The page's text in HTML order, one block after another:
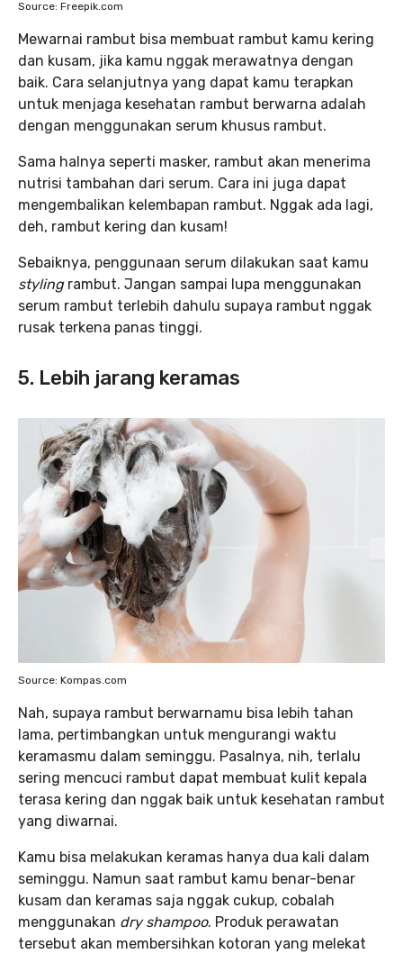
Source: Freepik.com
Mewarnai rambut bisa membuat rambut kamu kering
dan kusam, jika kamu nggak merawatnya dengan
baik. Cara selanjutnya yang dapat kamu terapkan
untuk menjaga kesehatan rambut berwarna adalah
dengan menggunakan serum khusus rambut.
Sama halnya seperti masker, rambut akan menerima
nutrisi tambahan dari serum. Cara ini juga dapat
mengembalikan kelembapan rambut. Nggak ada lagi,
deh, rambut kering dan kusam!
Sebaiknya, penggunaan serum dilakukan saat kamu
styling rambut. Jangan sampai lupa menggunakan
serum rambut terlebih dahulu supaya rambut nggak
rusak terkena panas tinggi.
5. Lebih jarang keramas
Source: Kompas.com
Nah, supaya rambut berwarnamu bisa lebih tahan
lama, pertimbangkan untuk mengurangi waktu
keramasmu dalam seminggu. Pasalnya, nih, terlalu
sering mencuci rambut dapat membuat kulit kepala
terasa kering dan nggak baik untuk kesehatan rambut
yang diwarnai.
Kamu bisa melakukan keramas hanya dua kali dalam
seminggu. Namun saat rambut kamu benar-benar
kusam dan keramas saja nggak cukup, cobalah
menggunakan dry shampoo. Produk perawatan
tersebut akan membersihkan kotoran yang melekat